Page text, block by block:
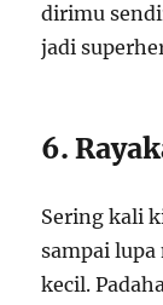
dirimu
jadi
6.
Sering kali
sampai lupa
kecil.